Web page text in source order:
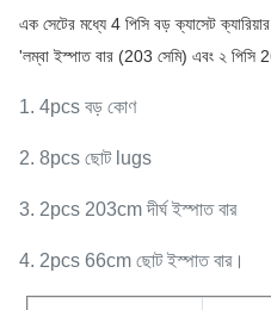
এক সেটের মধ্যে 4 পিসি বড় ক্যাসেট
'লম্বা ইস্পাত বার (203 সেমি) এবং ২ পিসি
1. 4pcs বড় কোণ
2. 8pcs ছোট lugs
3. 2pcs 203cm দীর্ঘ ইস্পাত বার
4. 2pcs 66cm ছোট ইস্পাত বার।